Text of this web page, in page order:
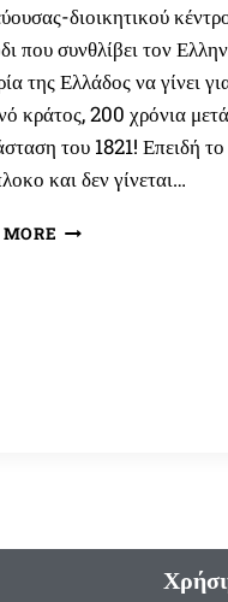
διοικητικού
που συνθλίβει τον
της Ελλάδος να γίνει
κράτος, 200 χρόνια
του 1821! Επειδή το
και δεν γίνεται…
ΝΈΑ